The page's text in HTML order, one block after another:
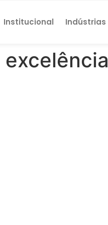
Institucional Indústrias
excelência